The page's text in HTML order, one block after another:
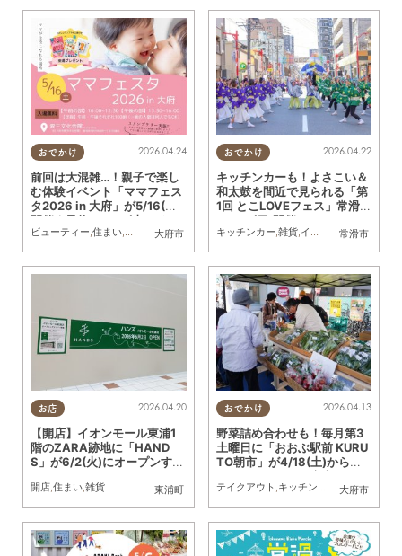
おでかけ
大府市
2026.04.24
前回は大混雑…！親子で楽し
む体験イベント「ママフェス
タ2026 in 大府」が5/16(土)
開催｜予約は4/25(土)から
ビューティー 住まい イベント まちネタ,親子,KURUTOHP
おでかけ
常滑市
2026.04.22
キッチンカーも！よさこい＆
和太鼓を間近で見られる「第
1回 とこLOVEフェス」常滑市
で5/17(日)開催
キッチンカー 雑貨, イベント ,まちネタ
お店
東浦町
2026.04.20
【開店】イオンモール東浦1
階のZARA跡地に「HAND
S」が6/2(火)にオープンする
開店,住まい,雑貨
おでかけ
大府市
2026.04.13
野菜詰め合わせも！毎月第3
土曜日に「おおぶ駅前 KURU
TO朝市」が4/18(土)からス
テイクアウト ,キッチンカー ,雑貨,イベント